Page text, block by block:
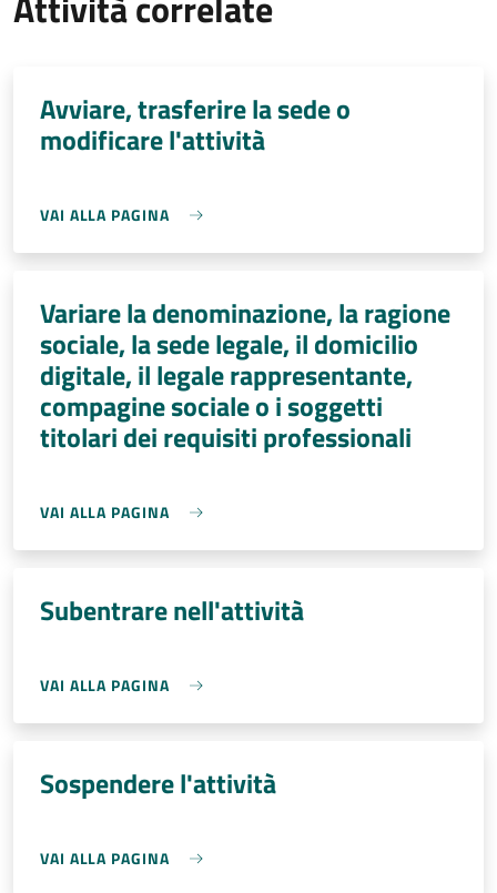
Avviare, trasferire la sede o
modificare l'attività
VAI ALLA PAGINA
Variare la denominazione, la ragione
sociale, la sede legale, il domicilio
digitale, il legale rappresentante,
compagine sociale o i soggetti
titolari dei requisiti professionali
VAI ALLA PAGINA
Subentrare nell'attività
VAI ALLA PAGINA
Sospendere l'attività
VAI ALLA PAGINA